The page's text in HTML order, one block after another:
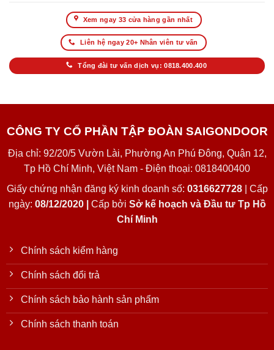
Xem ngay 33 cửa hàng gần nhất
Liên hệ ngay 20+ Nhân viên tư vấn
Tổng đài tư vấn dịch vụ: 0818.400.400
CÔNG TY CỔ PHẦN TẬP ĐOÀN SAIGONDOOR
Địa chỉ: 92/20/5 Vườn Lài, Phường An Phú Đông, Quận 12,
Tp Hồ Chí Minh, Việt Nam - Điện thoại: 0818400400
Giấy chứng nhận đăng ký kinh doanh số: 0316627728| Cấp
ngày: 08/12/2020 | Cấp bởi Sở kế hoạch và Đầu tư Tp Hồ
Chí Minh
Chính sách kiểm hàng
Chính sách đổi trả
Chính sách bảo hành sản phẩm
Chính sách thanh toán